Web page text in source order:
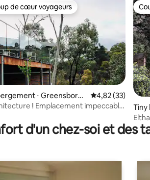
sur la base de 125 commentaires : 4,78
de cœur voyageurs
de cœur voyageurs
⋅ Greensborou
Évaluation
4,82 (33)
! Emplacement impeccable
Tiny
d'un chez-soi et des